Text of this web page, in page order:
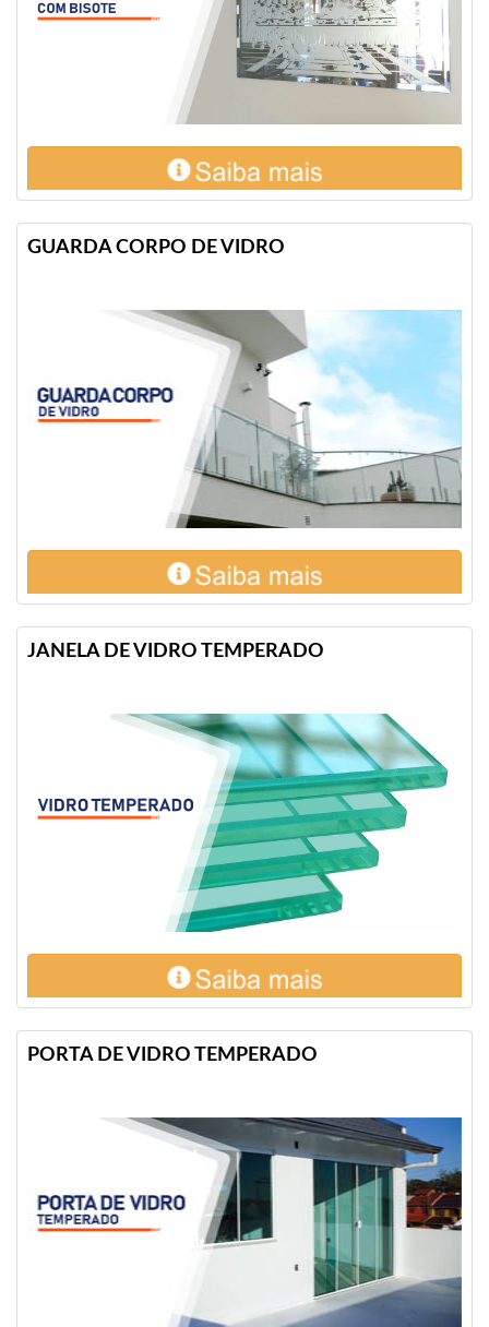
GUARDA CORPO DE VIDRO
JANELA DE VIDRO TEMPERADO
PORTA DE VIDRO TEMPERADO